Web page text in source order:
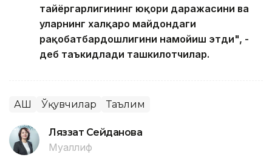
тайёргарлигининг юқори даражасини ва
уларнинг халқаро майдондаги
рақобатбардошлигини намойиш этди", -
деб таъкидлади ташкилотчилар.
АҚШ Ўқувчилар Таълим
Ляззат Сейданова
Муаллиф